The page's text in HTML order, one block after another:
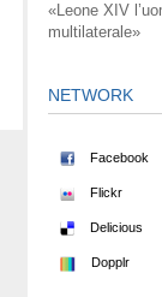
«Leone XIV
multilaterale»
NETWORK
Facebook
Flickr
Delicious
Dopplr